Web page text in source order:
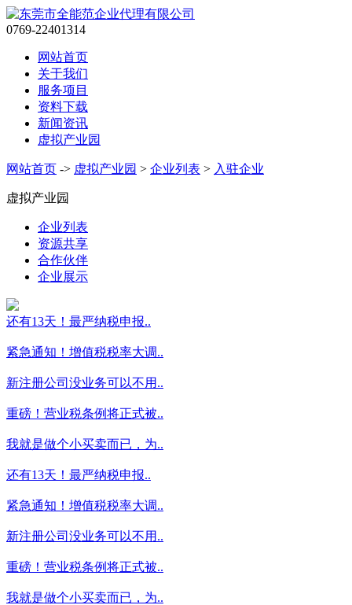
0769-22401314
网站首页
关于我们
服务项目
资料下载
新闻资讯
虚拟产业园
网站首页 -> 虚拟产业园 > 企业列表 > 入驻企业
虚拟产业园
企业列表
资源共享
合作伙伴
企业展示
还有13天！最严纳税申报..
紧急通知！增值税税率大调..
新注册公司没业务可以不用..
重磅！营业税条例将正式被..
我就是做个小买卖而已，为..
还有13天！最严纳税申报..
紧急通知！增值税税率大调..
新注册公司没业务可以不用..
重磅！营业税条例将正式被..
我就是做个小买卖而已，为..